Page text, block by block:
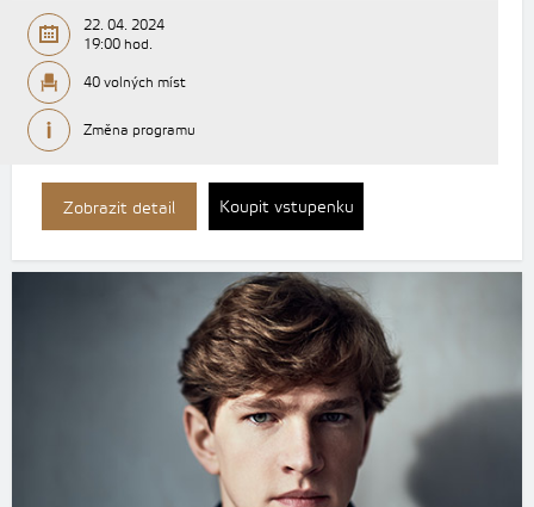
22. 04. 2024
19:00 hod.
40 volných míst
Změna programu
Zobrazit detail Koupit vstupenku